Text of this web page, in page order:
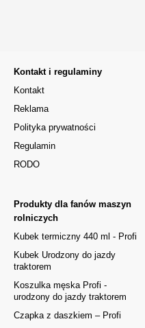
Kontakt i regulaminy
Kontakt
Reklama
Polityka prywatności
Regulamin
RODO
Produkty dla fanów maszyn
rolniczych
Kubek termiczny 440 ml - Profi
Kubek Urodzony do jazdy
traktorem
Koszulka męska Profi -
urodzony do jazdy traktorem
Czapka z daszkiem – Profi